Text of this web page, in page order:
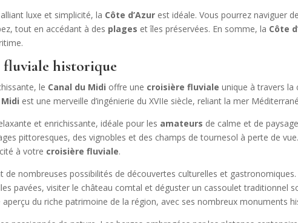
alliant luxe et simplicité, la Côte d’Azur est idéale. Vous pourrez naviguer
tout en accédant à des plages et îles préservées. En somme, la Côte
fluviale historique
le Canal du Midi offre une croisière fluviale unique à travers la
est une merveille d’ingénierie du XVIIe siècle, reliant la mer
et enrichissante, idéale pour les amateurs de calme et de
pittoresques, des vignobles et des champs de tournesol à perte de
à votre croisière fluviale.
de nombreuses possibilités de découvertes culturelles et gastronomiques.
pavées, visiter le château comtal et déguster un cassoulet traditionnel
du riche patrimoine de la région, avec ses nombreux monuments